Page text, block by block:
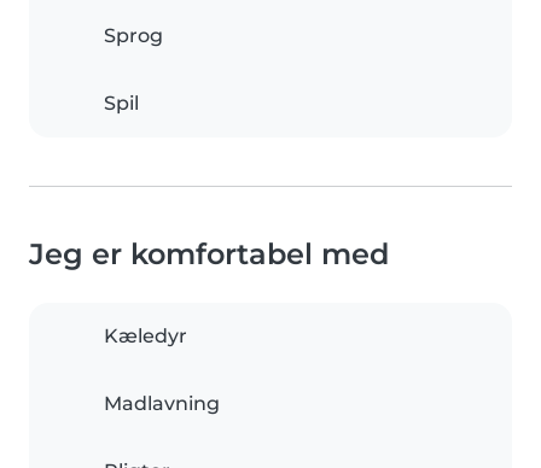
Sprog
Spil
Jeg er komfortabel med
Kæledyr
Madlavning